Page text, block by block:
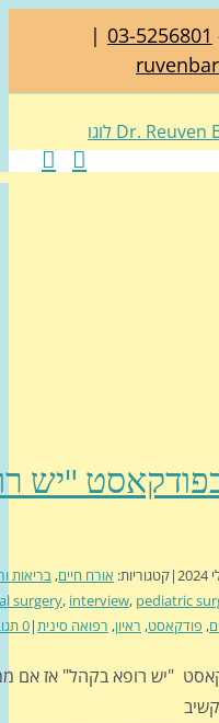
03-
|
"יש רופא
אורח חיים, בריאות ורפואה,
general surgery,interview,
,יש
, ראיון,רפואה סינית|0 תגובות
רופא בקהל" אז אם ממש